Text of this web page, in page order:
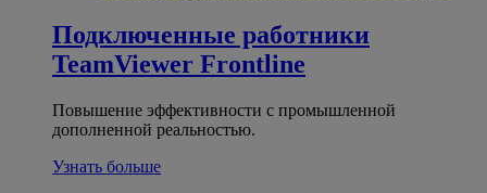
Подключенные работники
TeamViewer Frontline
Повышение эффективности с промышленной
дополненной реальностью.
Узнать больше